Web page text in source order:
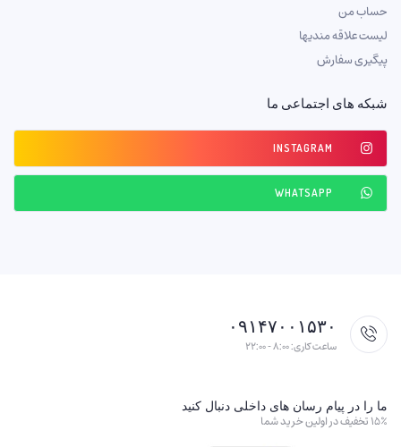
حساب من
لیست علاقه مندیها
پیگیری سفارش
شبکه های اجتماعی ما
INSTAGRAM
WHATSAPP
۰۹۱۴۷۰۰۱۵۳۰
ساعت کاری: ۸:۰۰ - ۲۲:۰۰
ما را در پیام رسان های داخلی دنبال کنید
۱۵٪ تخفیف در اولین خرید شما